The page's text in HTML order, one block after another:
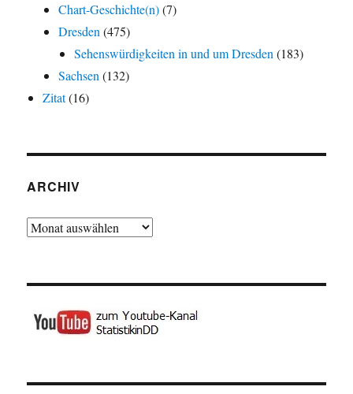
Chart-Geschichte(n)(7)
Dresden (475)
Sehenswürdigkeiten in und um Dresden (183)
Sachsen (132)
Zitat(16)
ARCHIV
Archiv